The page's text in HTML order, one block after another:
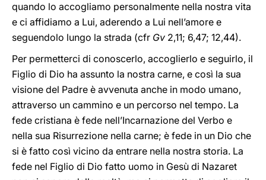
quando lo accogliamo personalmente nella nostra vita
e ci affidiamo a Lui, aderendo a Lui nell’amore e
seguendolo lungo la strada (cfr Gv 2,11; 6,47; 12,44).
Per permetterci di conoscerlo, accoglierlo e seguirlo, il
Figlio di Dio ha assunto la nostra carne, e così la sua
visione del Padre è avvenuta anche in modo umano,
attraverso un cammino e un percorso nel tempo. La
fede cristiana è fede nell’Incarnazione del Verbo e
nella sua Risurrezione nella carne; è fede in un Dio che
si è fatto così vicino da entrare nella nostra storia. La
fede nel Figlio di Dio fatto uomo in Gesù di Nazaret